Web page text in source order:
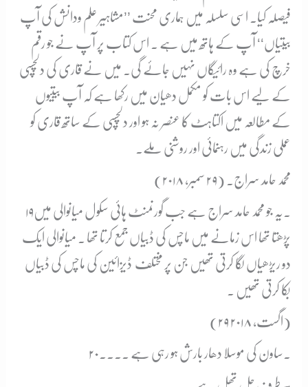
فیصلہ کیا۔ اسی سلسلہ میں ہماری محنت ’’مشاہیر علم ودانش کی آپ
بیتیاں‘‘ آپ کے ہاتھ میں ہے ۔ اس کتاب پر آپ نے جو رقم
خرچ کی ہے وہ رائیگاں نہیں جائے گی۔ میں نے قاری کی دلچسپی
کے لیے اس بات کو مکمل دھیان میں رکھا ہے کہ آپ بیتیوں
کے مطالعہ میں اکتاہٹ کا عنصر نہ ہو اور دلچسپی کے ساتھ قاری کو
عملی زندگی میں رہنمائی اور روشنی ملے۔
محمد حامد سراج۔ (۲۹ سمبر، ۲۰۱۸)
یہ جو محمد حامد سراج ہے جب گورنمنٹ ہائی سکول میانوالی میں
پڑھتا تھا اس زمانے میں ماچس کی ڈبیاں جمع کرتا تھا ۔ میانوالی ایک
دو ریڑھیاں لگا کرتی تھیں جن پر مختلف ڈیزائین کی ماچس کی ڈبیاں
بکا کرتی تھیں ۔
(۲۹ اگست، ۲۰۱۸)
ساون کی موسلا دھار بارش ہو رہی ہے ۔۔۔۔